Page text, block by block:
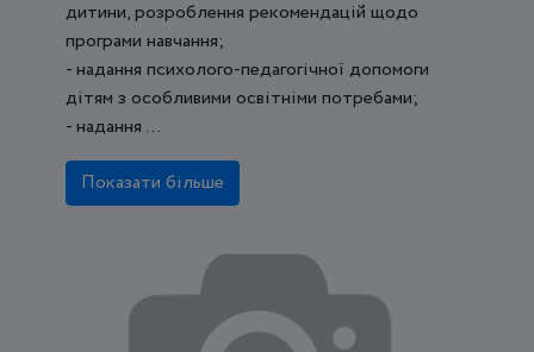
дитини, розроблення рекомендацій щодо
програми навчання;
- надання психолого-педагогічної допомоги
дітям з особливими освітніми потребами;
- надання ...
Показати більше